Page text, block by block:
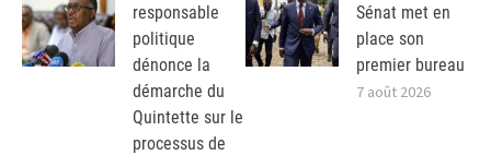
responsable
politique
dénonce la
démarche du
Quintette sur le
processus de
Sénat met en
place son
premier bureau
7 août 2026